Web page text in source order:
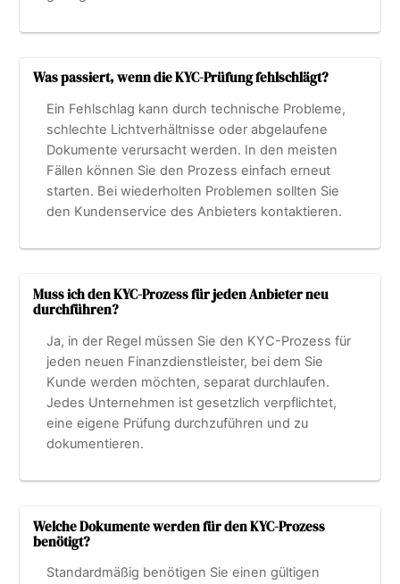
Was passiert, wenn die KYC-Prüfung fehlschlägt?
Ein Fehlschlag kann durch technische Probleme,
schlechte Lichtverhältnisse oder abgelaufene
Dokumente verursacht werden. In den meisten
Fällen können Sie den Prozess einfach erneut
starten. Bei wiederholten Problemen sollten Sie
den Kundenservice des Anbieters kontaktieren.
Muss ich den KYC-Prozess für jeden Anbieter neu
durchführen?
Ja, in der Regel müssen Sie den KYC-Prozess für
jeden neuen Finanzdienstleister, bei dem Sie
Kunde werden möchten, separat durchlaufen.
Jedes Unternehmen ist gesetzlich verpflichtet,
eine eigene Prüfung durchzuführen und zu
dokumentieren.
Welche Dokumente werden für den KYC-Prozess
benötigt?
Standardmäßig benötigen Sie einen gültigen